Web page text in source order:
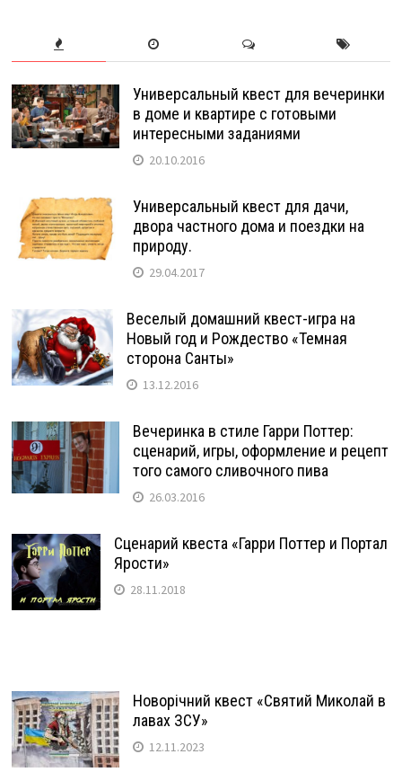
Универсальный квест для вечеринки
в доме и квартире с готовыми
интересными заданиями
20.10.2016
Универсальный квест для дачи,
двора частного дома и поездки на
природу.
29.04.2017
Веселый домашний квест-игра на
Новый год и Рождество «Темная
сторона Санты»
13.12.2016
Вечеринка в стиле Гарри Поттер:
сценарий, игры, оформление и рецепт
того самого сливочного пива
26.03.2016
Сценарий квеста «Гарри Поттер и Портал
Ярости»
28.11.2018
Новорічний квест «Святий Миколай в
лавах ЗСУ»
12.11.2023